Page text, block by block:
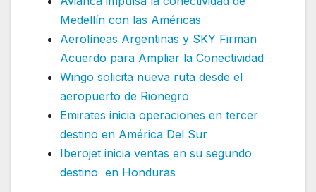
Medellín con las Américas
Aerolíneas Argentinas y SKY Firman
Acuerdo para Ampliar la Conectividad
Wingo solicita nueva ruta desde el
aeropuerto de Rionegro
Emirates inicia operaciones en tercer
destino en América Del Sur
Iberojet inicia ventas en su segundo
destino en Honduras